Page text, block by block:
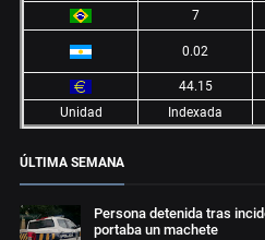
7
0.02
44.15
Unidad
Indexada
ÚLTIMA SEMANA
Persona detenida tras
portaba un machete